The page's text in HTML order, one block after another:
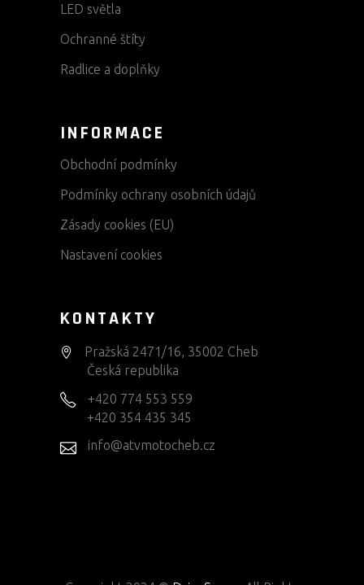
LED světla
Ochranné štíty
Radlice a doplňky
INFORMACE
Obchodní podmínky
Podmínky ochrany osobních údajů
Zásady cookies (EU)
Nastavení cookies
KONTAKTY
Pražská 2471/16, 35002 Cheb
Česká republika
+420 774 553 559
+420 354 435 345
info@atvmotocheb.cz